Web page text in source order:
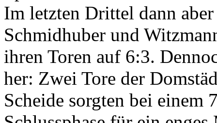
Im letzten Drittel dann
Schmidhuber und
ihren Toren auf 6:3.
her: Zwei Tore der
Scheide sorgten bei einem